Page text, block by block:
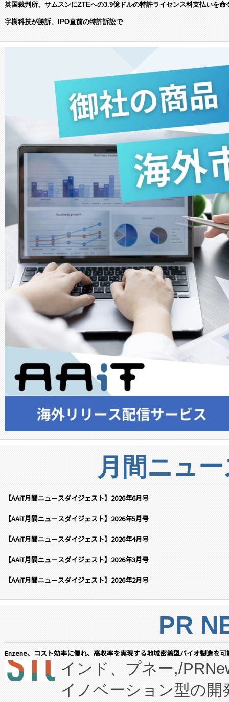
英国裁判所、サムスンにZTEへの3.9億ドルの特許ライセンス料支払いを命
宇樹科技が勝訴、IPO直前の特許訴訟で
月間ニュ
【AAiT月間ニュースダイジェスト】2026年6月号
【AAiT月間ニュースダイジェスト】2026年5月号
【AAiT月間ニュースダイジェスト】2026年4月号
【AAiT月間ニュースダイジェスト】2026年3月号
【AAiT月間ニュースダイジェスト】2026年2月号
PR
Enzene、コスト効率に優れ、高収率を実現する地域密着型バイオ製造を
インド、プネー,/
イノベーション型の